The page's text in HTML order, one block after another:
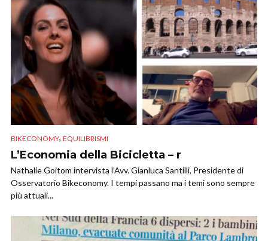
BIKECONOMY, EQUILIBRISMI
L’Economia della Bicicletta – r
Nathalie Goitom intervista l’Avv. Gianluca Santilli, Presidente di
Osservatorio Bikeconomy. I tempi passano ma i temi sono sempre
più attuali...